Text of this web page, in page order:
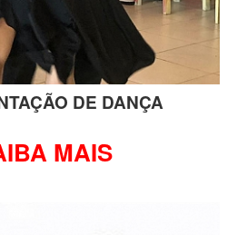
DE DANÇA
MAIS